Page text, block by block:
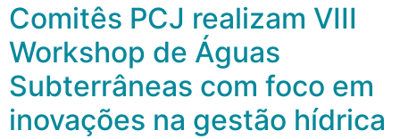
Comitês PCJ realizam VIII
Workshop de Águas
Subterrâneas com foco em
inovações na gestão hídrica